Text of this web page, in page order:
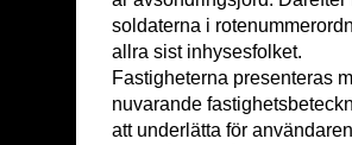
soldaterna i
allra sist inhysesfolket.
Fastigheterna presenteras
nuvarande
att underlätta för